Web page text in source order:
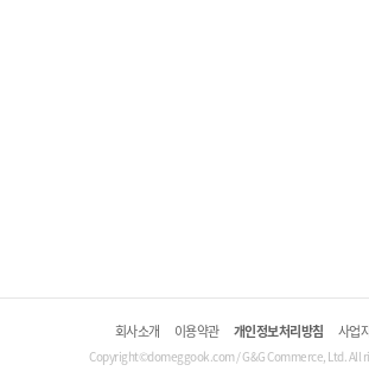
회사소개 이용약관 개인정보처리방침 사업
Copyright©domeggook.com / G&G Commerce, Ltd. All